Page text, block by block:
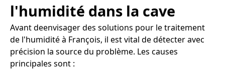
l'humidité dans la cave
Avant deenvisager des solutions pour le traitement
de l'humidité à François, il est vital de détecter avec
précision la source du problème. Les causes
principales sont :